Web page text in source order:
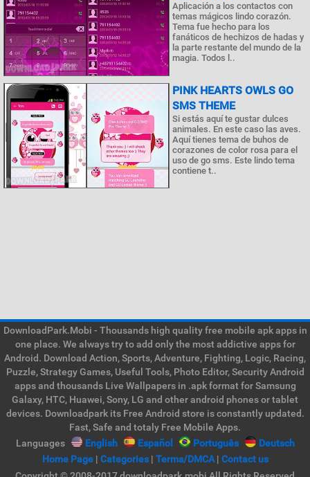
Aplicación a los contactos con
temas mágicos lindo corazón.
Tema fue hecho para los
fanáticos de hechizos de hadas y
la parte restante del mundo de la
magia. Todos l..
PINK HEARTS OWLS GO
SMS THEME
Si estás aquí te gustar dulces
animales. En este caso las aves.
Aquí tienes tema de buhos de
corazones de color rosa para el
uso de go sms. Este lindo tema
contiene t..
DownloadPark.Mobi - Thousands high quality free mobile apk apps in
one place. We always try to add only the most addictive apps for
Android. Download Action, Sports, Adventure, Fighting, Logic, Racing,
Puzzle, Strategy Games, Useful Tools, Photo Editor, Security Android
apps and thousands Live Wallpapers in .apk format for Samsung
Galaxy, HTC, Huawei, Sony, LG and other android phones or tablet
devices. Downloadpark its Free Android store is constantly updated.
Fast, Safe and totaly Free Mobile Apps.
Languages
English Español Português
Deutsch
Home Page| Categories| Terms/DMCA| Contact us